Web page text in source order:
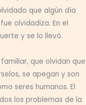
que algún día
olvidadiza. En el
y se lo llevó.
que olvidan que
se apegan y son
seres humanos. El
los problemas de la